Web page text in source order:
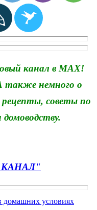
канал в MAX!
также немного о
рецепты, советы по
домашних условиях